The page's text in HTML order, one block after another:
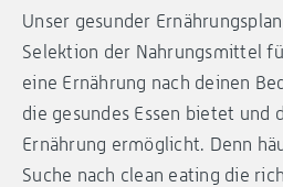
Unser gesunder
Selektion der Nahrungsmittel
eine Ernährung nach deinen
die gesundes Essen bietet und
Ernährung ermöglicht. Denn
Suche nach clean eating die